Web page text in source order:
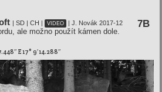
| SD | CH | VIDEO | J. Novák 2017-12 7B
ale možno použít kámen dole.
E 17° 9′ 14.288″